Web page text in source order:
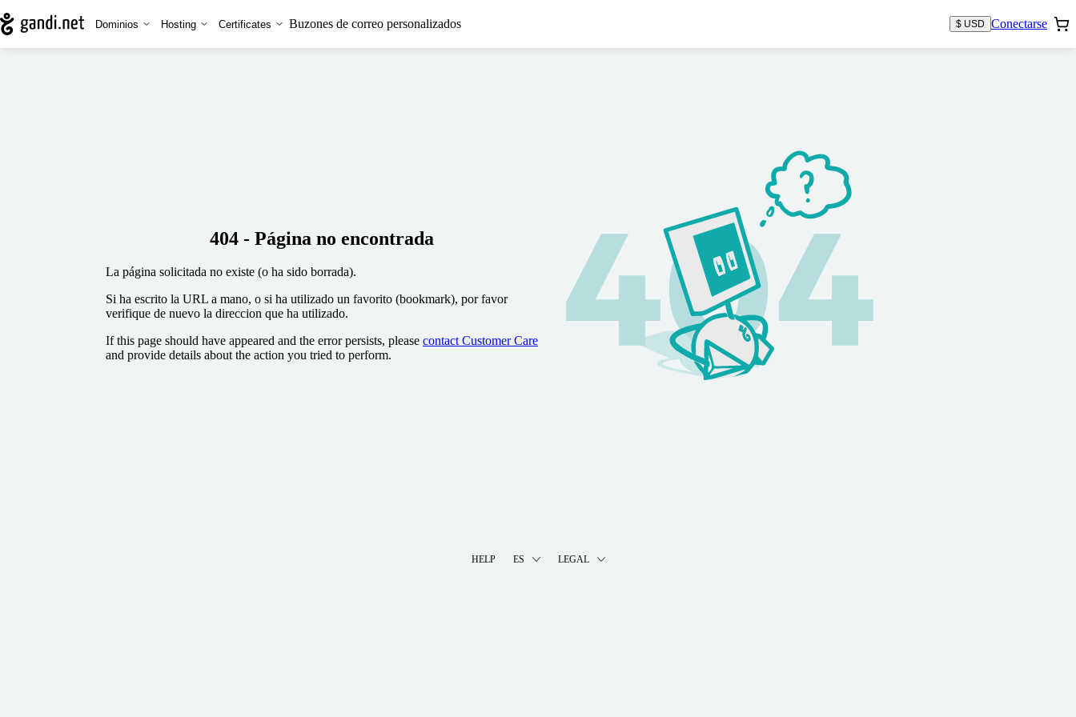
Dominios Hosting Certificates Buzones de correo personalizados $ USD Conectarse
404 - Página no encontrada
La página solicitada no existe (o ha sido borrada).
Si ha escrito la URL a mano, o si ha utilizado un favorito (bookmark), por favor
verifique de nuevo la direccion que ha utilizado.
If this page should have appeared and the error persists, please contact Customer Care
and provide details about the action you tried to perform.
HELP ES LEGAL